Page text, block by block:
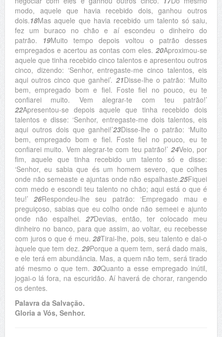
modo, aquele que havia recebido dois, ganhou outros
dois.18Mas aquele que havia recebido um talento só saiu,
fez um buraco no chão e aí escondeu o dinheiro do
patrão. 19Muito tempo depois voltou o patrão desses
empregados e acertou as contas com eles.20Aproximou-se
aquele que tinha recebido cinco talentos e apresentou outros
cinco, dizendo: ‘Senhor, entregaste-me cinco talentos, eis
aqui outros cinco que ganhei’. 21Disse-lhe o patrão: ‘Muito
bem, empregado bom e fiel. Foste fiel no pouco, eu te
confiarei muito. Vem alegrar-te com teu patrão!’
22Apresentou-se depois aquele que tinha recebido dois
talentos e disse: ‘Senhor, entregaste-me dois talentos, eis
aqui outros dois que ganhei!’23Disse-lhe o patrão: ‘Muito
bem, empregado bom e fiel. Foste fiel no pouco, eu te
confiarei muito. Vem alegrar-te com teu patrão!’ 24Veio, por
fim, aquele que tinha recebido um talento só e disse:
‘Senhor, eu sabia que és um homem severo, que colhes
onde não semeaste e ajuntas onde não espalhaste.25Fiquei
com medo e escondi teu talento no chão; aqui está o que é
teu!’26Respondeu-lhe seu patrão: ‘Empregado mau e
preguiçoso, sabias que eu colho onde não semeei e ajunto
onde não espalhei. 27Devias, então, ter colocado meu
dinheiro no banco, para que assim, ao voltar, eu recebesse
com juros o que é meu.28Tirai-lhe, pois, seu talento e dai-o
àquele que tem dez. 29Porque a quem tem, será dado mais,
e ele terá em abundância. Mas, a quem não tem, será tirado
até mesmo o que tem. 30Quanto a esse empregado inútil,
jogai-o lá fora, na escuridão. Aí haverá de chorar, rangendo
os dentes.
Palavra da Salvação.
Gloria a Vós, Senhor.